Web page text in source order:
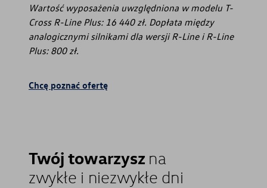
Wartość wyposażenia uwzględniona w modelu T-
Cross R-Line Plus: 16 440 zł. Dopłata między
analogicznymi silnikami dla wersji R-Line i R-Line
Plus: 800 zł.
Chcę poznać ofertę
Twój towarzysz na
zwykłe i niezwykłe dni